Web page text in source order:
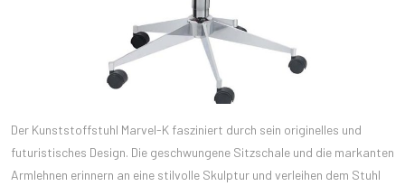
Der Kunststoffstuhl Marvel-K fasziniert durch sein originelles und
futuristisches Design. Die geschwungene Sitzschale und die markanten
Armlehnen erinnern an eine stilvolle Skulptur und verleihen dem Stuhl